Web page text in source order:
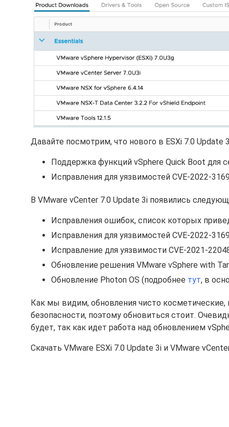
Давайте посмотрим, что нового в ESXi 7.0 Update
Поддержка функций vSphere Quick Boot для
Исправления для уязвимостей CVE-2022-
В VMware vCenter 7.0 Update 3i появились
Исправления ошибок, список которых
Исправления для уязвимостей CVE-2022-
Исправление для уязвимости CVE-2021-
Обновление решения VMware vSphere with
Обновление Photon OS (подробнее тут, в
Как мы видим, обновления чисто
безопасности, поэтому обновиться стоит.
будет, так как идет работа над обновлением
Скачать VMware ESXi 7.0 Update 3i и VMware